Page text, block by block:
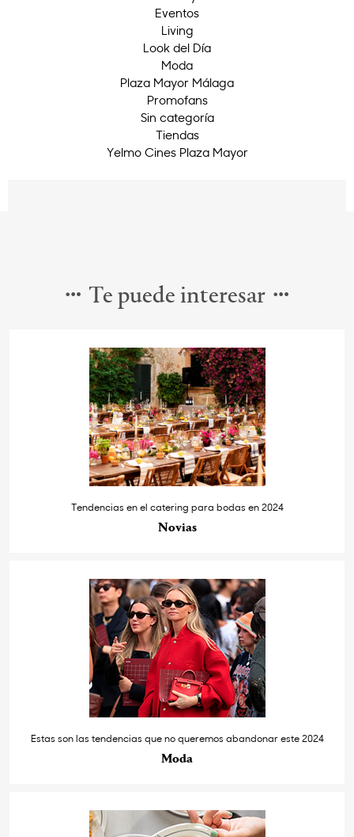
Eventos
Living
Look del Día
Moda
Plaza Mayor Málaga
Promofans
Sin categoría
Tiendas
Yelmo Cines Plaza Mayor
Te puede interesar
Tendencias en el catering para bodas en 2024
Novias
Estas son las tendencias que no queremos abandonar este 2024
Moda